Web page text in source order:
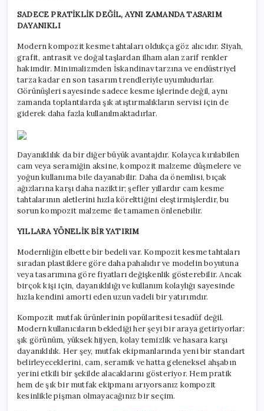
SADECE PRATİKLİK DEĞİL, AYNI ZAMANDA TASARIM
DAYANIKLI
Modern kompozit kesme tahtaları oldukça göz alıcıdır. Siyah,
grafit, antrasit ve doğal taşlardan ilham alan zarif renkler
hakimdir. Minimalizmden İskandinav tarzına ve endüstriyel
tarza kadar en son tasarım trendleriyle uyumludurlar.
Görünüşleri sayesinde sadece kesme işlerinde değil, aynı
zamanda toplantılarda şık atıştırmalıkların servisi için de
giderek daha fazla kullanılmaktadırlar.
Dayanıklılık da bir diğer büyük avantajdır. Kolayca kırılabilen
cam veya seramiğin aksine, kompozit malzeme düşmelere ve
yoğun kullanıma bile dayanabilir. Daha da önemlisi, bıçak
ağızlarına karşı daha naziktir; şefler yıllardır cam kesme
tahtalarının aletlerini hızla körelttiğini eleştirmişlerdir, bu
sorun kompozit malzeme ile tamamen önlenebilir.
YILLARA YÖNELİK BİR YATIRIM
Modernliğin elbette bir bedeli var. Kompozit kesme tahtaları
sıradan plastiklere göre daha pahalıdır ve modelin boyutuna
veya tasarımına göre fiyatları değişkenlik gösterebilir. Ancak
birçok kişi için, dayanıklılığı ve kullanım kolaylığı sayesinde
hızla kendini amorti eden uzun vadeli bir yatırımdır.
Kompozit mutfak ürünlerinin popülaritesi tesadüf değil.
Modern kullanıcıların beklediği her şeyi bir araya getiriyorlar:
şık görünüm, yüksek hijyen, kolay temizlik ve hasara karşı
dayanıklılık. Her şey, mutfak ekipmanlarında yeni bir standart
belirleyeceklerini, cam, seramik ve hatta geleneksel ahşabın
yerini etkili bir şekilde alacaklarını gösteriyor. Hem pratik
hem de şık bir mutfak ekipmanı arıyorsanız kompozit
kesinlikle pişman olmayacağınız bir seçim.